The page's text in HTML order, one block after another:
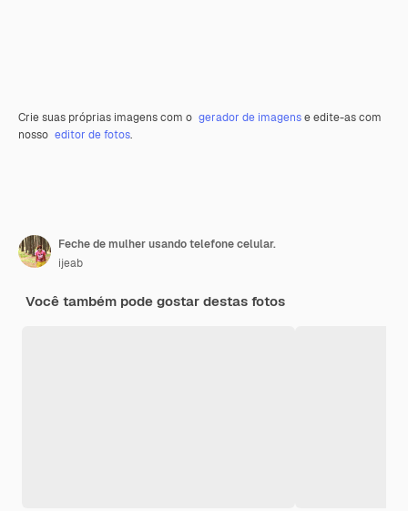
Crie suas próprias imagens com o gerador de imagense edite-as com
nosso editor de fotos.
Feche de mulher usando telefone celular.
ijeab
Você também pode gostar destas fotos